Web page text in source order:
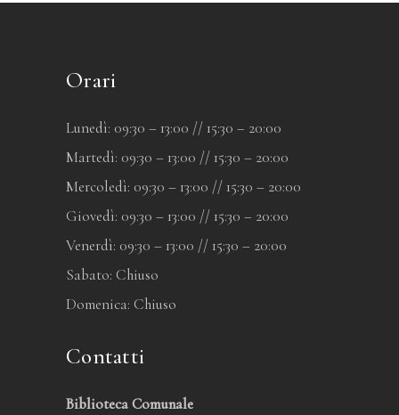
Orari
Lunedì: 09:30 – 13:00 // 15:30 – 20:00
Martedì: 09:30 – 13:00 // 15:30 – 20:00
Mercoledì: 09:30 – 13:00 // 15:30 – 20:00
Giovedì: 09:30 – 13:00 // 15:30 – 20:00
Venerdì: 09:30 – 13:00 // 15:30 – 20:00
Sabato: Chiuso
Domenica: Chiuso
Contatti
Biblioteca Comunale